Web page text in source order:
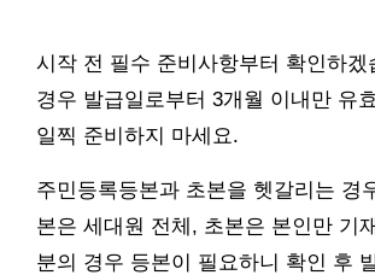
시작 전 필수 준비사항부터 확인하겠
경우 발급일로부터 3개월 이내만 유
일찍 준비하지 마세요.
주민등록등본과 초본을 헷갈리는 경
본은 세대원 전체, 초본은 본인만 기
분의 경우 등본이 필요하니 확인 후